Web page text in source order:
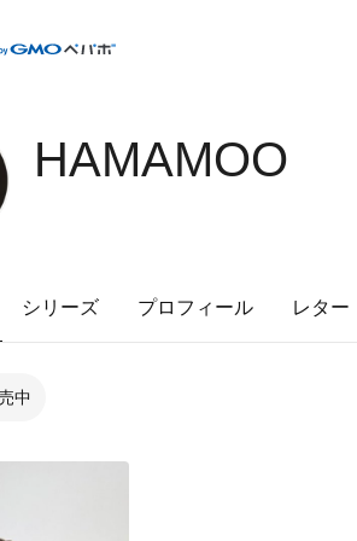
HAMAMOO
シリーズ プロフィール レター
中